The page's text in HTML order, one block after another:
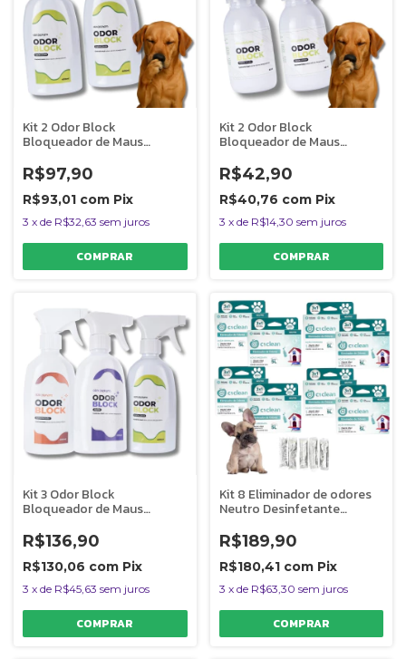
Kit 2 Odor Block
Bloqueador de Maus
Odores Para Ambientes
Capim Limão 400ml
R$97,90
R$93,01 com Pix
3 x de R$32,63 sem juros
Kit 2 Odor Block
Bloqueador de Maus
Odores Para Ambientes
Capim Limão 60ml
R$42,90
R$40,76 com Pix
3 x de R$14,30 sem juros
Kit 3 Odor Block
Bloqueador de Maus
400ml
R$136,90
R$130,06 com Pix
3 x de R$45,63 sem juros
Kit 8 Eliminador de odores
Neutro Desinfetante
Rende 5L
R$189,90
R$180,41 com Pix
3 x de R$63,30 sem juros